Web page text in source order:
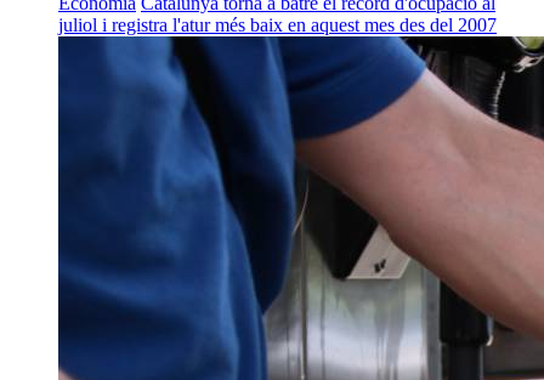
juliol i registra l'atur més baix en aquest mes des del 2007